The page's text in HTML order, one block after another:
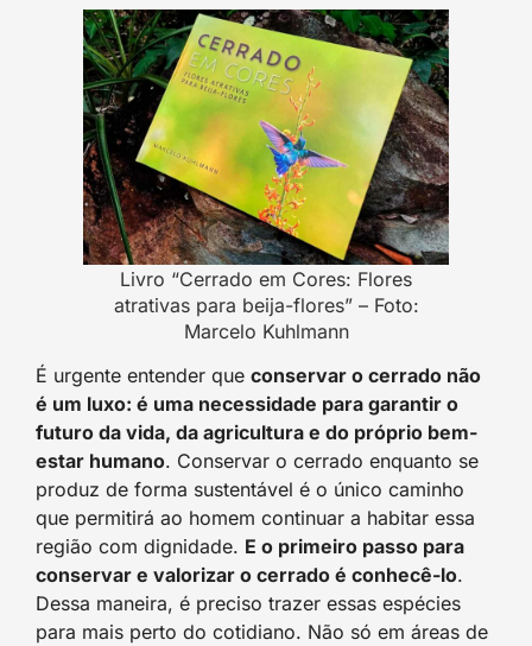
Livro “Cerrado em Cores: Flores
atrativas para beija-flores” – Foto:
Marcelo Kuhlmann
É urgente entender que conservar o cerrado não
é um luxo: é uma necessidade para garantir o
futuro da vida, da agricultura e do próprio bem-
estar humano. Conservar o cerrado enquanto se
produz de forma sustentável é o único caminho
que permitirá ao homem continuar a habitar essa
região com dignidade. E o primeiro passo para
conservar e valorizar o cerrado é conhecê-lo.
Dessa maneira, é preciso trazer essas espécies
para mais perto do cotidiano. Não só em áreas de